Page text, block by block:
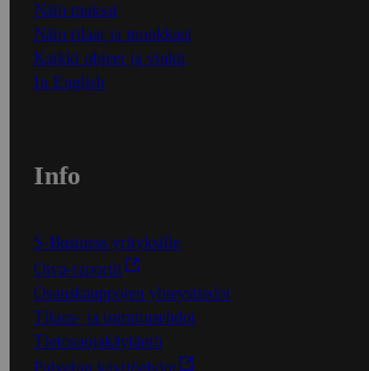
Näin maksat
Näin tilaat ja muokkaat
Kaikki ohjeet ja vinkit
In English
Info
S-Business yrityksille
Oiva-raportit
Osuuskauppojen yhteystiedot
Tilaus- ja toimitusehdot
Tietosuojakäytäntö